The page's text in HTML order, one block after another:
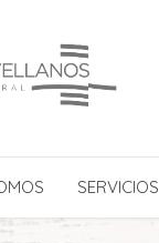
SERVICIOS